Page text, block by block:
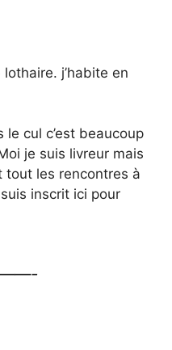
lothaire. j’habite en
le cul c’est beaucoup
je suis livreur mais
tout les rencontres à
inscrit ici pour